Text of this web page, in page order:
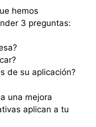
hemos
3 preguntas:
de su aplicación?
una mejora
aplican a tu